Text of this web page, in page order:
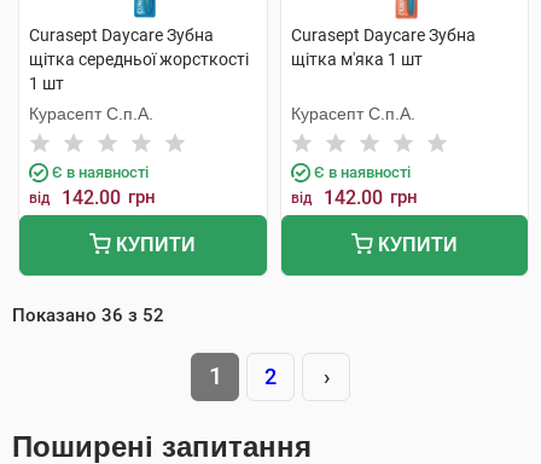
Curasept Daycare Зубна
щітка середньої жорсткості
1 шт
Курасепт С.п.А.
Є в наявності
від 142.00 грн
КУПИТИ
Curasept Daycare Зубна
щітка м'яка 1 шт
Курасепт С.п.А.
Є в наявності
від 142.00 грн
КУПИТИ
Показано 36 з 52
1 2 ›
Поширені запитання